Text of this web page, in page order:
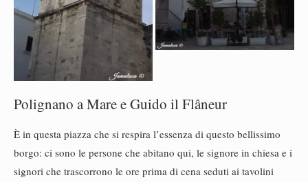
Polignano a Mare e Guido il Flâneur
È in questa piazza che si respira l’essenza di questo bellissimo
borgo: ci sono le persone che abitano qui, le signore in chiesa e i
signori che trascorrono le ore prima di cena seduti ai tavolini